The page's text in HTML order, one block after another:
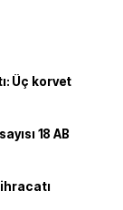
Üç korvet
18 AB
ihracatı